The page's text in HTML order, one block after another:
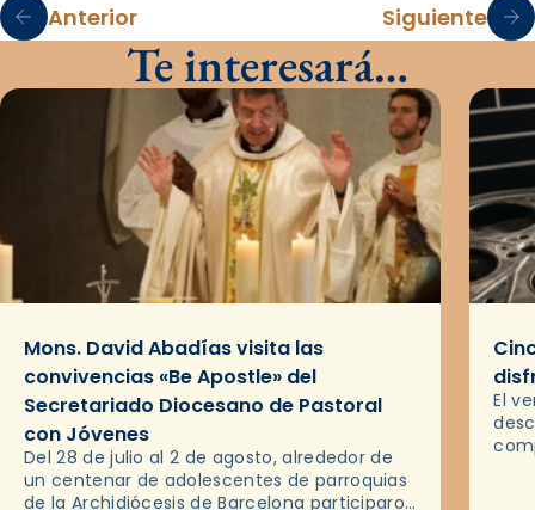
Anterior Siguiente
Te interesará…
Mons. David Abadías visita las
convivencias «Be Apostle» del
Secretariado Diocesano de Pastoral
con Jóvenes
Del 28 de julio al 2 de agosto, alrededor de
un centenar de adolescentes de parroquias
de la Archidiócesis de Barcelona participaron
El